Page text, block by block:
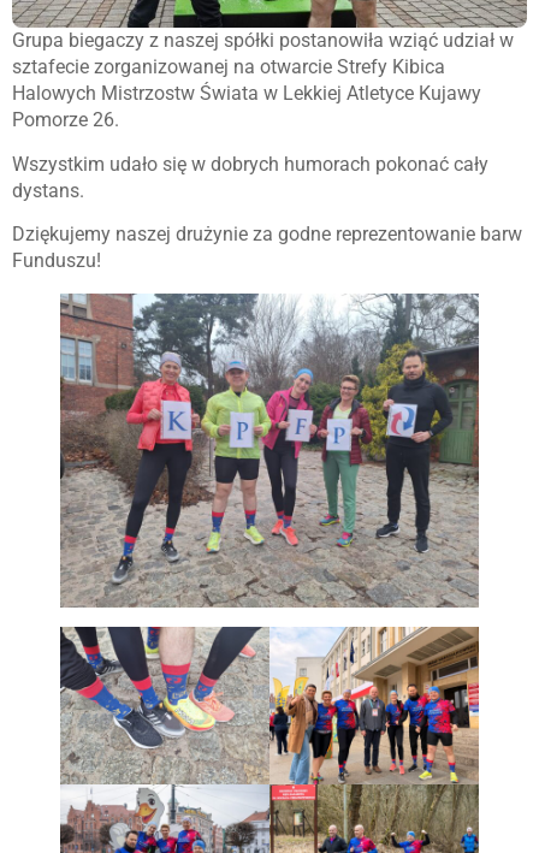
Grupa biegaczy z naszej spółki postanowiła wziąć udział w
sztafecie zorganizowanej na otwarcie Strefy Kibica
Halowych Mistrzostw Świata w Lekkiej Atletyce Kujawy
Pomorze 26.
Wszystkim udało się w dobrych humorach pokonać cały
dystans.
Dziękujemy naszej drużynie za godne reprezentowanie barw
Funduszu!